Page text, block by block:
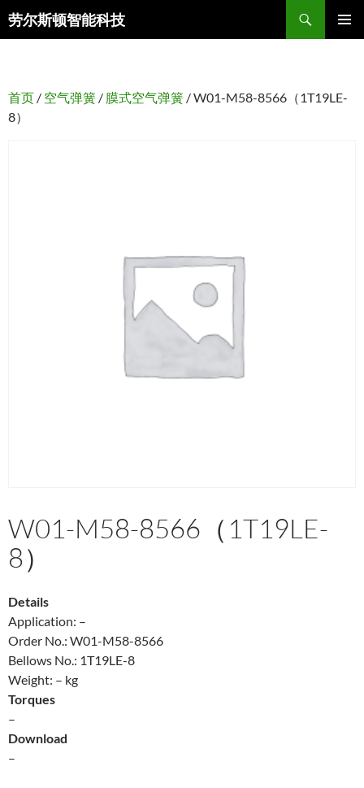
劳尔斯顿智能科技
搜
索
首页 / 空气弹簧 / 膜式空气弹簧 / W01-M58-8566（1T19LE-
8）
W01-M58-8566（1T19LE-
8）
Details
Application: –
Order No.: W01-M58-8566
Bellows No.: 1T19LE-8
Weight: – kg
Torques
–
Download
–